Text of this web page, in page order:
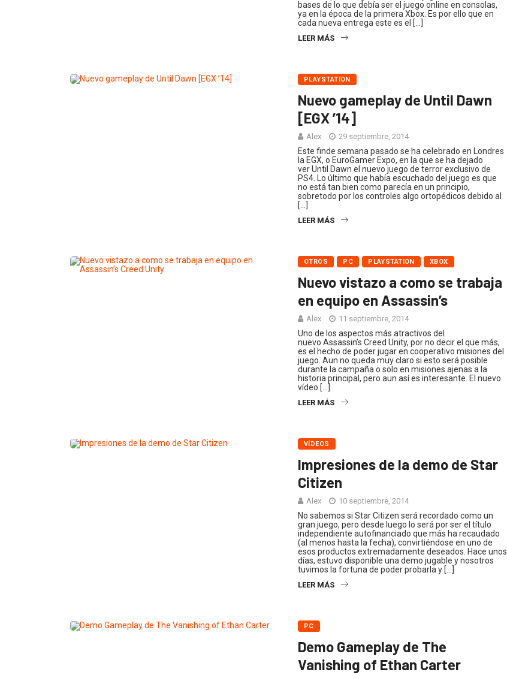
bases de lo que debía ser el juego online en consolas,
ya en la época de la primera Xbox. Es por ello que en
cada nueva entrega este es el […]
LEER MÁS
PLAYSTATION
Nuevo gameplay de Until Dawn
[EGX ’14]
Alex 29 septiembre, 2014
Este finde semana pasado se ha celebrado en Londres
la EGX, o EuroGamer Expo, en la que se ha dejado
ver Until Dawn el nuevo juego de terror exclusivo de
PS4. Lo último que había escuchado del juego es que
no está tan bien como parecía en un principio,
sobretodo por los controles algo ortopédicos debido al
[…]
LEER MÁS
OTROS PC PLAYSTATION XBOX
Nuevo vistazo a como se trabaja
en equipo en Assassin’s
Alex 11 septiembre, 2014
Uno de los aspectos más atractivos del
nuevo Assassin’s Creed Unity, por no decir el que más,
es el hecho de poder jugar en cooperativo misiones del
juego. Aun no queda muy claro si esto será posible
durante la campaña o solo en misiones ajenas a la
historia principal, pero aun así es interesante. El nuevo
vídeo […]
LEER MÁS
VÍDEOS
Impresiones de la demo de Star
Citizen
Alex 10 septiembre, 2014
No sabemos si Star Citizen será recordado como un
gran juego, pero desde luego lo será por ser el título
independiente autofinanciado que más ha recaudado
(al menos hasta la fecha), convirtiéndose en uno de
esos productos extremadamente deseados. Hace unos
días, estuvo disponible una demo jugable y nosotros
tuvimos la fortuna de poder probarla y […]
LEER MÁS
PC
Demo Gameplay de The
Vanishing of Ethan Carter